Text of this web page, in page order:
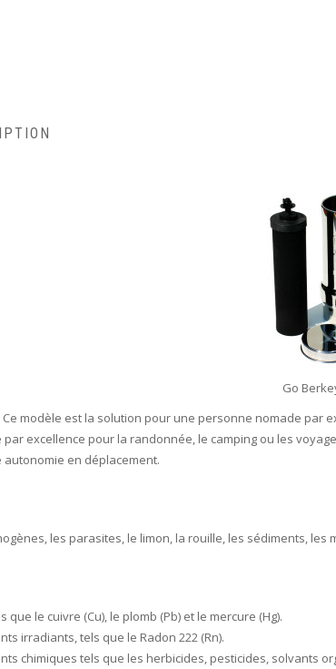
Go
modèle est la solution pour une personne nomade par
par excellence pour la randonnée, le camping ou les
en déplacement.
les parasites, le limon, la rouille, les sédiments, les
que le cuivre (Cu), le plomb (Pb) et le mercure (Hg).
irradiants, tels que le Radon 222 (Rn).
chimiques tels que les herbicides, pesticides, solvants